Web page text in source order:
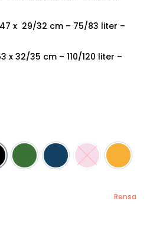
x 29/32 cm – 75/83 liter –
x 32/35 cm – 110/120 liter –
Grön Navy Rosa yellow
Rensa